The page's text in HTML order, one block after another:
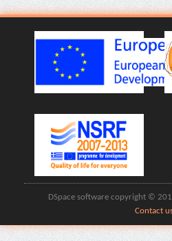
DSpace software copyright ©
Contact